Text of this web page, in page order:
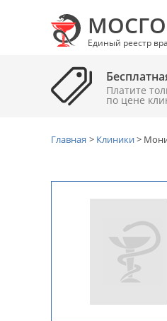
Единый реестр
Платите
по цене
Главная > Клиники>